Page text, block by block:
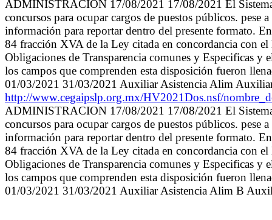
ADMINISTRACION 17/08/2021 17/08/2021 El
concursos para ocupar cargos de puestos públicos.
información para reportar dentro del presente formato.
84 fracción XVA de la Ley citada en concordancia con
Obligaciones de Transparencia comunes y Especificas
los campos que comprenden esta disposición fueron
01/03/2021 31/03/2021 Auxiliar Asistencia Alim
http://www.cegaipslp.org.mx/HV2021Dos.nsf/
ADMINISTRACION 17/08/2021 17/08/2021 El
concursos para ocupar cargos de puestos públicos.
información para reportar dentro del presente formato.
84 fracción XVA de la Ley citada en concordancia con
Obligaciones de Transparencia comunes y Especificas
los campos que comprenden esta disposición fueron
01/03/2021 31/03/2021 Auxiliar Asistencia Alim B